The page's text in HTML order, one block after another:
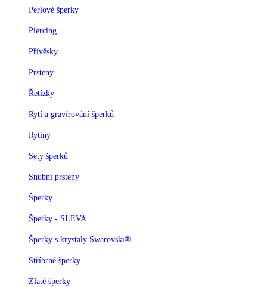
Perlové šperky
Piercing
Přívěsky
Prsteny
Řetízky
Rytí a gravírování šperků
Rytiny
Sety šperků
Snubní prsteny
Šperky
Šperky - SLEVA
Šperky s krystaly Swarovski®
Stříbrné šperky
Zlaté šperky